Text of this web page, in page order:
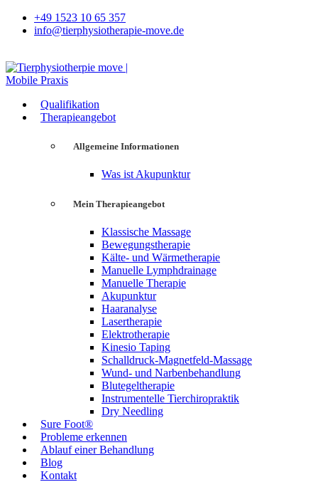
+49 1523 10 65 357
info@tierphysiotherapie-move.de
Qualifikation
Therapieangebot
Allgemeine Informationen
Was ist Akupunktur
Mein Therapieangebot
Klassische Massage
Bewegungstherapie
Kälte- und Wärmetherapie
Manuelle Lymphdrainage
Manuelle Therapie
Akupunktur
Haaranalyse
Lasertherapie
Elektrotherapie
Kinesio Taping
Schalldruck-Magnetfeld-Massage
Wund- und Narbenbehandlung
Blutegeltherapie
Instrumentelle Tierchiropraktik
Dry Needling
Sure Foot®
Probleme erkennen
Ablauf einer Behandlung
Blog
Kontakt